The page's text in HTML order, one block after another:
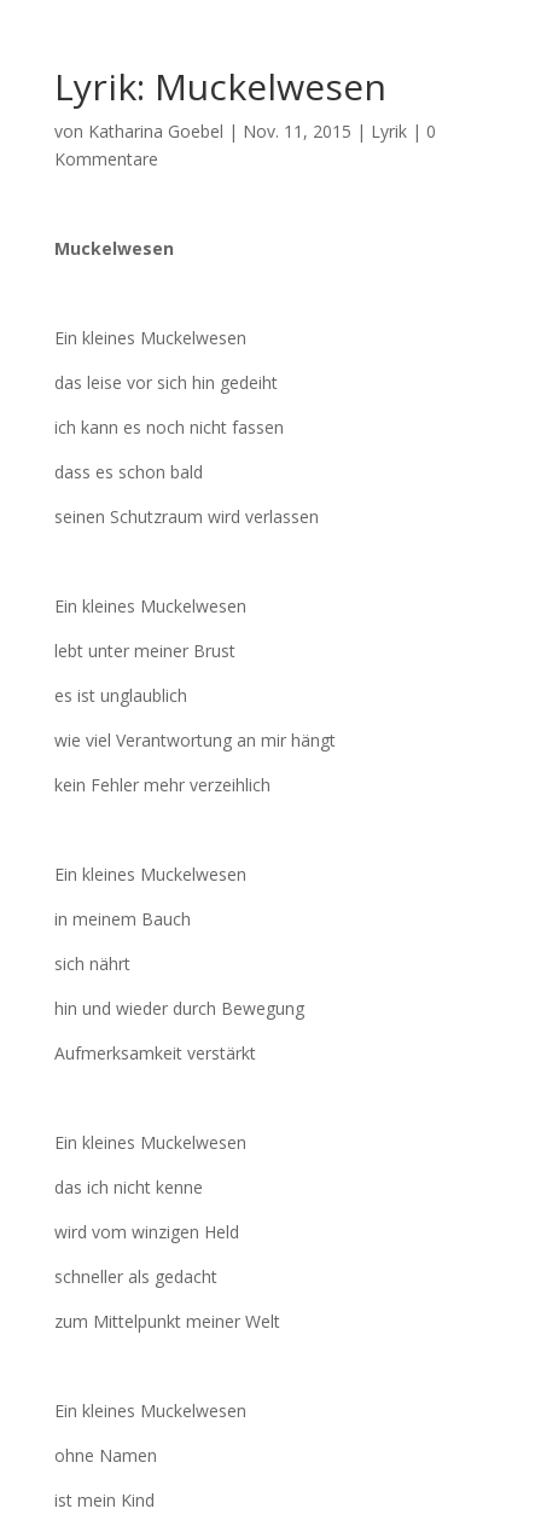
Lyrik: Muckelwesen
von Katharina Goebel | Nov. 11, 2015 | Lyrik| 0
Kommentare
Muckelwesen
Ein kleines Muckelwesen
das leise vor sich hin gedeiht
ich kann es noch nicht fassen
dass es schon bald
seinen Schutzraum wird verlassen
Ein kleines Muckelwesen
lebt unter meiner Brust
es ist unglaublich
wie viel Verantwortung an mir hängt
kein Fehler mehr verzeihlich
Ein kleines Muckelwesen
in meinem Bauch
sich nährt
hin und wieder durch Bewegung
Aufmerksamkeit verstärkt
Ein kleines Muckelwesen
das ich nicht kenne
wird vom winzigen Held
schneller als gedacht
zum Mittelpunkt meiner Welt
Ein kleines Muckelwesen
ohne Namen
ist mein Kind